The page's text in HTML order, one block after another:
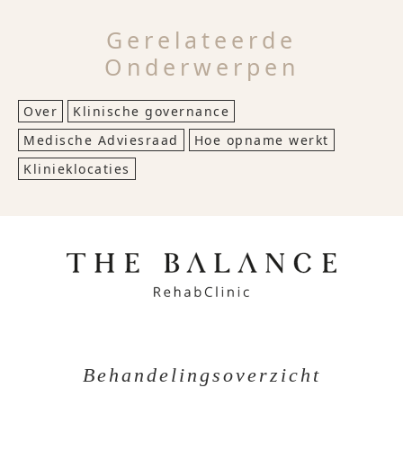
Gerelateerde
Onderwerpen
Over
Klinische governance
Medische Adviesraad
Hoe opname werkt
Klinieklocaties
Behandelingsoverzicht